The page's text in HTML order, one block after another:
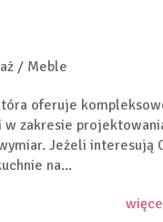
/ Meble
oferuje
w zakresie
Jeżeli interesują
na...